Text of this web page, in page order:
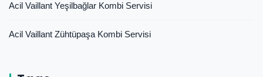
Acil Vaillant Yeşilbağlar Kombi Servisi
Acil Vaillant Zühtüpaşa Kombi Servisi